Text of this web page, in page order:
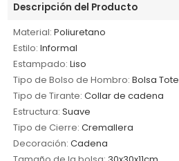
Descripción del Producto
Material: Poliuretano
Estilo: Informal
Estampado: Liso
Tipo de Bolso de Hombro: Bolsa Tote
Tipo de Tirante: Collar de cadena
Estructura: Suave
Tipo de Cierre: Cremallera
Decoración: Cadena